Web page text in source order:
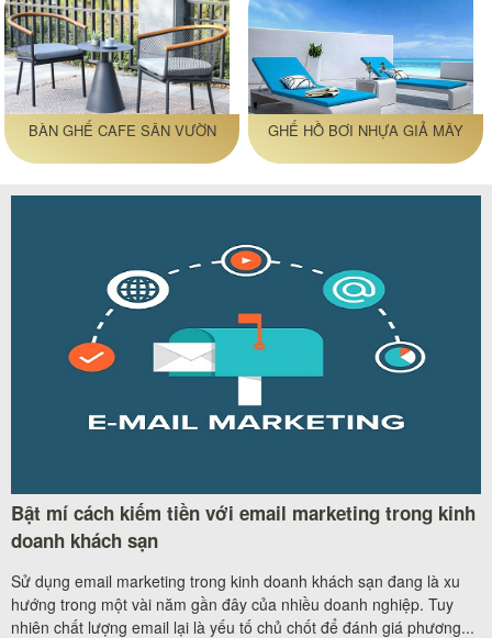
BÀN GHẾ CAFE SÂN VƯỜN GHẾ HỒ BƠI NHỰA GIẢ MÂY
Bật mí cách kiếm tiền với email marketing trong kinh
doanh khách sạn
Sử dụng email marketing trong kinh doanh khách sạn đang là xu
hướng trong một vài năm gần đây của nhiều doanh nghiệp. Tuy
nhiên chất lượng email lại là yếu tố chủ chốt để đánh giá phương...